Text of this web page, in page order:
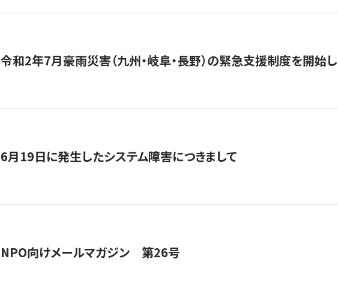
令和2年7月豪雨災害（九州・岐阜・長野）の緊急支援制度を開始
6月19日に発生したシステム障害につきまして
NPO向けメールマガジン 第26号